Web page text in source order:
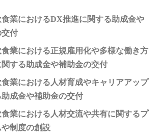
業におけるDX推進に関する助成金や
付
業における正規雇用化や多様な働き方
する助成金や補助金の交付
業における人材育成やキャリアアップ
成金や補助金の交付
業における人材交流や共有に関するプ
や制度の創設